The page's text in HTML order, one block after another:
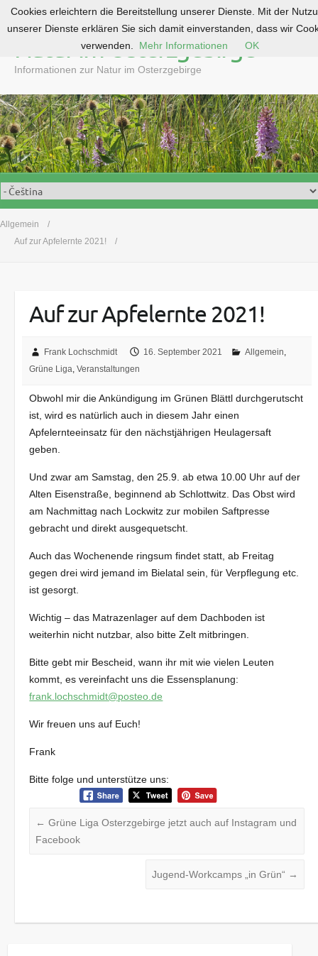
o
c
o
n
t
e
n
Natur im Osterzgebirge
Informationen zur Natur im Osterzgebirge
Allgemein
Auf zur Apfelernte 2021!
Auf zur Apfelernte 2021!
Frank Lochschmidt 16. September 2021 Allgemein,
Grüne Liga,Veranstaltungen
Obwohl mir die Ankündigung im Grünen Blättl durchgerutscht
ist, wird es natürlich auch in diesem Jahr einen
Apfelernteeinsatz für den nächstjährigen Heulagersaft
geben.
Und zwar am Samstag, den 25.9. ab etwa 10.00 Uhr auf der
Alten Eisenstraße, beginnend ab Schlottwitz. Das Obst wird
am Nachmittag nach Lockwitz zur mobilen Saftpresse
gebracht und direkt ausgequetscht.
Auch das Wochenende ringsum findet statt, ab Freitag
gegen drei wird jemand im Bielatal sein, für Verpflegung etc.
ist gesorgt.
Wichtig – das Matrazenlager auf dem Dachboden ist
weiterhin nicht nutzbar, also bitte Zelt mitbringen.
Bitte gebt mir Bescheid, wann ihr mit wie vielen Leuten
kommt, es vereinfacht uns die Essensplanung:
frank.lochschmidt@posteo.de
Wir freuen uns auf Euch!
Frank
Bitte folge und unterstütze uns:
← Grüne Liga Osterzgebirge jetzt auch auf Instagram und
Facebook
Jugend-Workcamps „in Grün“ →
Cookies erleichtern die Bereitstellung unserer Dienste. Mit der
unserer Dienste erklären Sie sich damit einverstanden, dass wir
verwenden.
Mehr Informationen OK